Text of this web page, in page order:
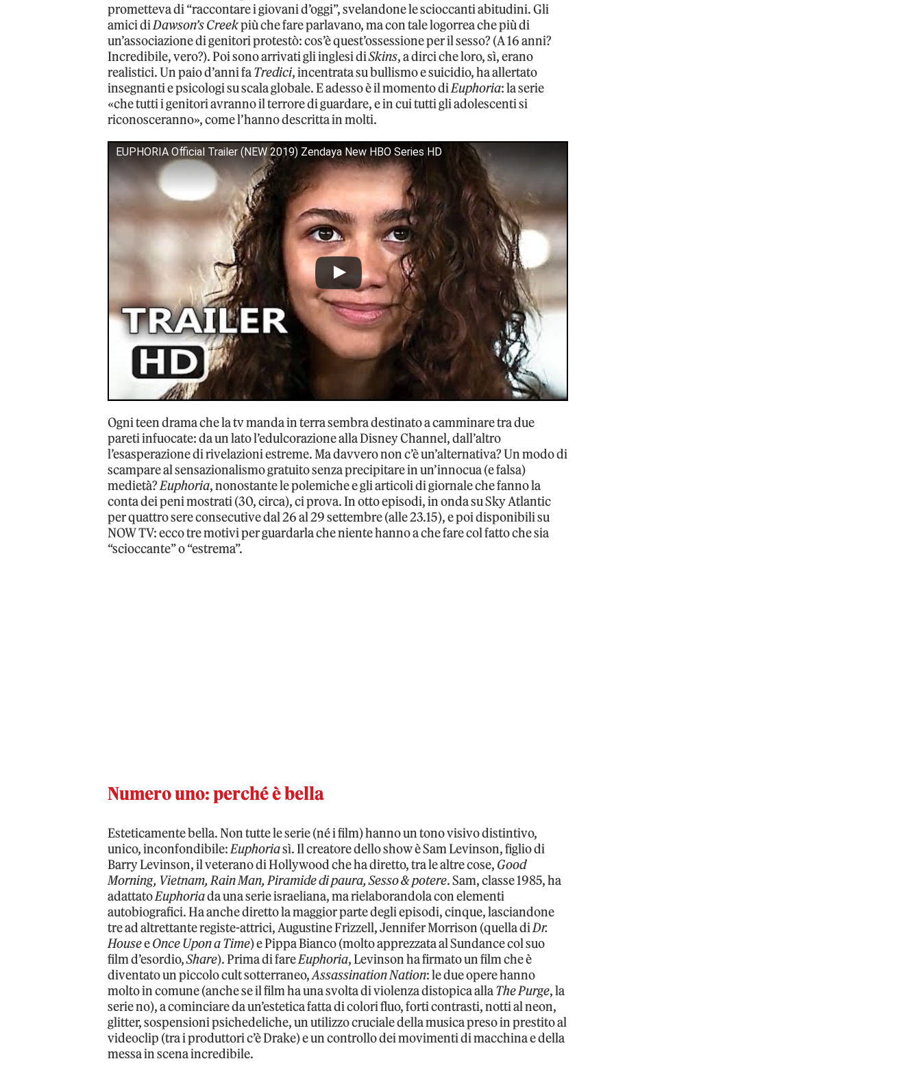
prometteva di “raccontare i giovani d’oggi”, svelandone le scioccanti abitudini. Gli
amici diDawson’s Creekpiù che fare parlavano, ma con tale logorrea che più di
un’associazione di genitori protestò: cos’è quest’ossessione per il sesso? (A 16 anni?
Incredibile, vero?). Poi sono arrivati gli inglesi diSkins, a dirci che loro, sì, erano
realistici. Un paio d’anni faTredici, incentrata su bullismo e suicidio, ha allertato
insegnanti e psicologi su scala globale. E adesso è il momento diEuphoria: la serie
«che tutti i genitori avranno il terrore di guardare, e in cui tutti gli adolescenti si
riconosceranno», come l’hanno descritta in molti.
EUPHORIA Official Trailer (NEW 2019) Zendaya New HBO Series HD
Ogni teen drama che la tv manda in terra sembra destinato a camminare tra due
pareti infuocate: da un lato l’edulcorazione alla Disney Channel, dall’altro
l’esasperazione di rivelazioni estreme. Ma davvero non c’è un’alternativa? Un modo di
scampare al sensazionalismo gratuito senza precipitare in un’innocua (e falsa)
medietà?Euphoria, nonostante le polemiche e gli articoli di giornale che fanno la
conta dei peni mostrati (30, circa), ci prova. In otto episodi, in onda su Sky Atlantic
per quattro sere consecutive dal 26 al 29 settembre (alle 23.15), e poi disponibili su
NOW TV: ecco tre motivi per guardarla che niente hanno a che fare col fatto che sia
“scioccante” o “estrema”.
Numero uno: perché è bella
Esteticamente bella. Non tutte le serie (né i film) hanno un tono visivo distintivo,
unico, inconfondibile:Euphoriasì. Il creatore dello show è Sam Levinson, figlio di
Barry Levinson, il veterano di Hollywood che ha diretto, tra le altre cose, Good
Morning, Vietnam, Rain Man, Piramide di paura, Sesso & potere. Sam, classe 1985, ha
adattatoEuphoriada una serie israeliana, ma rielaborandola con elementi
autobiografici. Ha anche diretto la maggior parte degli episodi, cinque, lasciandone
tre ad altrettante registe-attrici, Augustine Frizzell, Jennifer Morrison (quella diDr.
HouseeOnce Upon a Time) e Pippa Bianco (molto apprezzata al Sundance col suo
film d’esordio,Share). Prima di fareEuphoria, Levinson ha firmato un film che è
diventato un piccolo cult sotterraneo,Assassination Nation: le due opere hanno
molto in comune (anche se il film ha una svolta di violenza distopica allaThe Purge, la
serie no), a cominciare da un’estetica fatta di colori fluo, forti contrasti, notti al neon,
glitter, sospensioni psichedeliche, un utilizzo cruciale della musica preso in prestito al
videoclip (tra i produttori c’è Drake) e un controllo dei movimenti di macchina e della
messa in scena incredibile.